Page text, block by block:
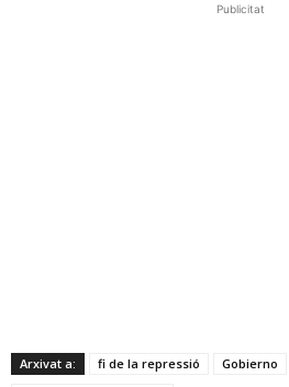
Publicitat
Arxivat a: fi de la repressió Gobierno